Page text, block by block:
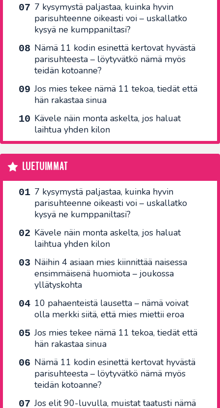
7 kysymystä paljastaa, kuinka hyvin
parisuhteenne oikeasti voi – uskallatko
kysyä ne kumppaniltasi?
Nämä 11 kodin esinettä kertovat hyvästä
parisuhteesta – löytyvätkö nämä myös
teidän kotoanne?
Jos mies tekee nämä 11 tekoa, tiedät että
hän rakastaa sinua
Kävele näin monta askelta, jos haluat
laihtua yhden kilon
LUETUIMMAT
7 kysymystä paljastaa, kuinka hyvin
parisuhteenne oikeasti voi – uskallatko
kysyä ne kumppaniltasi?
Kävele näin monta askelta, jos haluat
laihtua yhden kilon
Näihin 4 asiaan mies kiinnittää naisessa
ensimmäisenä huomiota – joukossa
yllätyskohta
10 pahaenteistä lausetta – nämä voivat
olla merkki siitä, että mies miettii eroa
Jos mies tekee nämä 11 tekoa, tiedät että
hän rakastaa sinua
Nämä 11 kodin esinettä kertovat hyvästä
parisuhteesta – löytyvätkö nämä myös
teidän kotoanne?
Jos elit 90-luvulla, muistat taatusti nämä